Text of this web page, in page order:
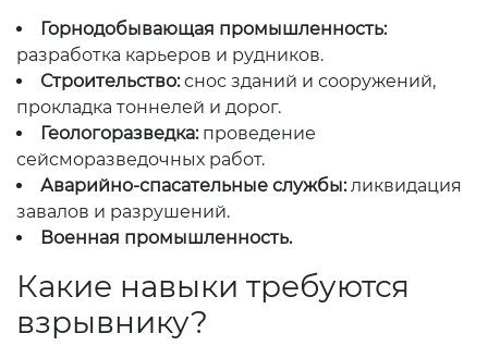
Горнодобывающая промышленность:
разработка карьеров и рудников.
Строительство:снос зданий и сооружений,
прокладка тоннелей и дорог.
Геологоразведка:проведение
сейсморазведочных работ.
Аварийно-спасательные службы:ликвидация
завалов и разрушений.
Военная промышленность.
Какие навыки требуются
взрывнику?